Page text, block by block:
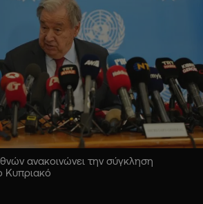
ανακοινώνει την σύγκληση
Κυπριακό